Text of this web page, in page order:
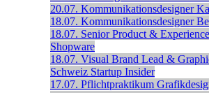
20.07. Kommunikationsdesigner
18.07. Kommunikationsdesigner
18.07. Senior Product &
Shopware
18.07. Visual Brand Lead &
Schweiz Startup Insider
17.07. Pflichtpraktikum